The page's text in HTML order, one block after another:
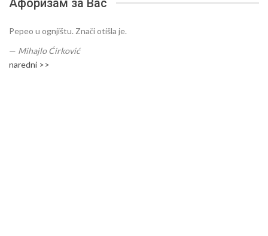
Афоризам за Вас
Pepeo u ognjištu. Znači otišla je.
— Mihajlo Ćirković
naredni >>